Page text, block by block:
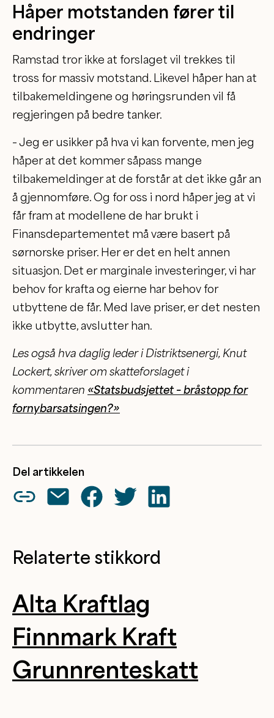
Håper motstanden fører til
endringer
Ramstad tror ikke at forslaget vil trekkes til
tross for massiv motstand. Likevel håper han at
tilbakemeldingene og høringsrunden vil få
regjeringen på bedre tanker.
– Jeg er usikker på hva vi kan forvente, men jeg
håper at det kommer såpass mange
tilbakemeldinger at de forstår at det ikke går an
å gjennomføre. Og for oss i nord håper jeg at vi
får fram at modellene de har brukt i
Finansdepartementet må være basert på
sørnorske priser. Her er det en helt annen
situasjon. Det er marginale investeringer, vi har
behov for krafta og eierne har behov for
utbyttene de får. Med lave priser, er det nesten
ikke utbytte, avslutter han.
Les også hva daglig leder i Distriktsenergi, Knut
Lockert, skriver om skatteforslaget i
kommentaren «Statsbudsjettet – bråstopp for
fornybarsatsingen?»
Del artikkelen
Relaterte stikkord
Alta Kraftlag
Finnmark Kraft
Grunnrenteskatt